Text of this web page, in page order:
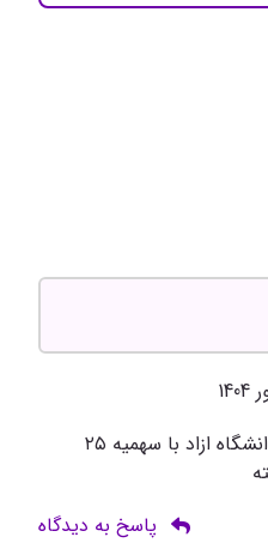
سلام اخرین رتبه قبولی پزشکی دانشگاه ازاد با سهمیه ۲۵
پاسخ به دیدگاه